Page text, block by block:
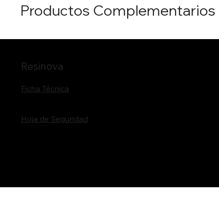
Productos Complementarios
Resinova
Ficha Técnica
Hoja de Seguridad